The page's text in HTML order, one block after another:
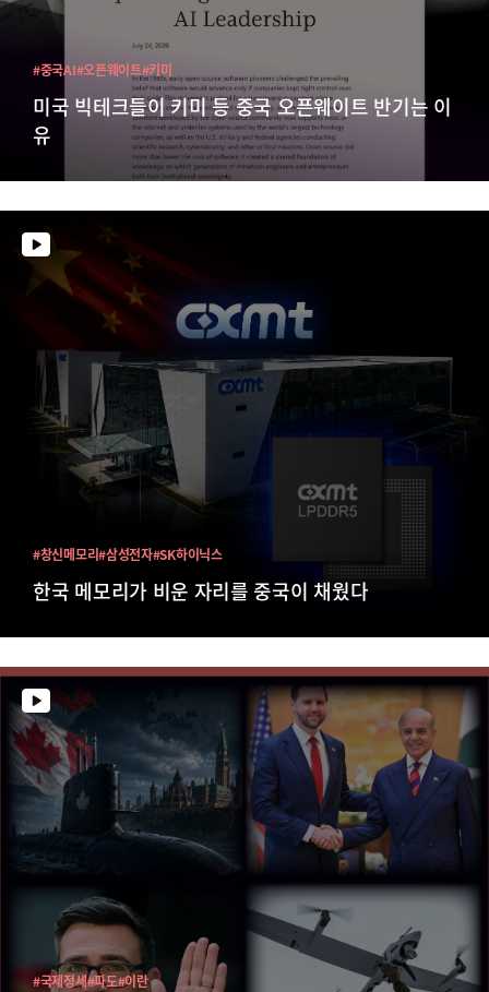
미국 빅테크들이 키미 등 중국 오픈웨이트 반기는 이
유
#중국AI#오픈웨이트#키미
한국 메모리가 비운 자리를 중국이 채웠다
#창신메모리#삼성전자#SK하이닉스
#국제정세#파도#이란